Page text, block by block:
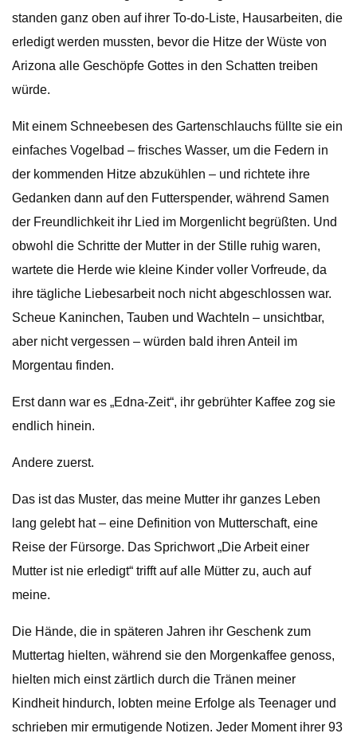
standen ganz oben auf ihrer To-do-Liste, Hausarbeiten, die
erledigt werden mussten, bevor die Hitze der Wüste von
Arizona alle Geschöpfe Gottes in den Schatten treiben
würde.
Mit einem Schneebesen des Gartenschlauchs füllte sie ein
einfaches Vogelbad – frisches Wasser, um die Federn in
der kommenden Hitze abzukühlen – und richtete ihre
Gedanken dann auf den Futterspender, während Samen
der Freundlichkeit ihr Lied im Morgenlicht begrüßten. Und
obwohl die Schritte der Mutter in der Stille ruhig waren,
wartete die Herde wie kleine Kinder voller Vorfreude, da
ihre tägliche Liebesarbeit noch nicht abgeschlossen war.
Scheue Kaninchen, Tauben und Wachteln – unsichtbar,
aber nicht vergessen – würden bald ihren Anteil im
Morgentau finden.
Erst dann war es „Edna-Zeit“, ihr gebrühter Kaffee zog sie
endlich hinein.
Andere zuerst.
Das ist das Muster, das meine Mutter ihr ganzes Leben
lang gelebt hat – eine Definition von Mutterschaft, eine
Reise der Fürsorge. Das Sprichwort „Die Arbeit einer
Mutter ist nie erledigt“ trifft auf alle Mütter zu, auch auf
meine.
Die Hände, die in späteren Jahren ihr Geschenk zum
Muttertag hielten, während sie den Morgenkaffee genoss,
hielten mich einst zärtlich durch die Tränen meiner
Kindheit hindurch, lobten meine Erfolge als Teenager und
schrieben mir ermutigende Notizen. Jeder Moment ihrer 93